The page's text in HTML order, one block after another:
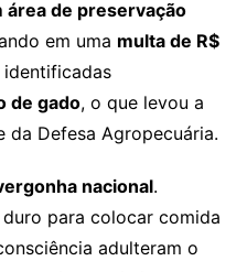
área de preservação
em uma multa de R$
identificadas
de gado, o que levou a
da Defesa Agropecuária.
nacional.
para colocar comida
adulteram o